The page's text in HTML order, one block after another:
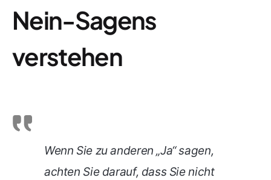
Nein-Sagens
verstehen
Wenn Sie zu anderen „Ja“ sagen,
achten Sie darauf, dass Sie nicht